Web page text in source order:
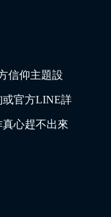
信仰主題設
或官方LINE詳
心趕不出來